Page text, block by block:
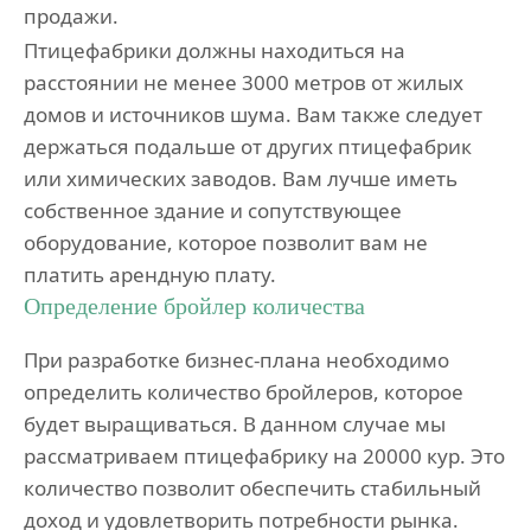
продажи.
Птицефабрики должны находиться на
расстоянии не менее 3000 метров от жилых
домов и источников шума. Вам также следует
держаться подальше от других птицефабрик
или химических заводов. Вам лучше иметь
собственное здание и сопутствующее
оборудование, которое позволит вам не
платить арендную плату.
Определение бройлер количества
При разработке бизнес-плана необходимо
определить количество бройлеров, которое
будет выращиваться. В данном случае мы
рассматриваем птицефабрику на 20000 кур. Это
количество позволит обеспечить стабильный
доход и удовлетворить потребности рынка.